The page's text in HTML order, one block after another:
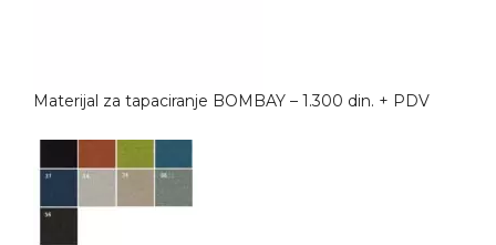
Materijal za tapaciranje BOMBAY – 1.300 din. + PDV